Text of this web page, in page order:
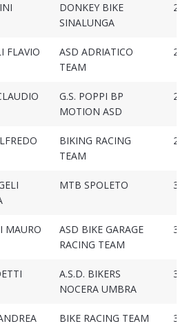
DONKEY BIKE
SINALUNGA
FLAVIO
ASD ADRIATICO
TEAM
G.S. POPPI BP
MOTION ASD
BIKING RACING
TEAM
MTB SPOLETO
MAURO
ASD BIKE GARAGE
RACING TEAM
A.S.D. BIKERS
NOCERA UMBRA
BIKE RACING TEAM